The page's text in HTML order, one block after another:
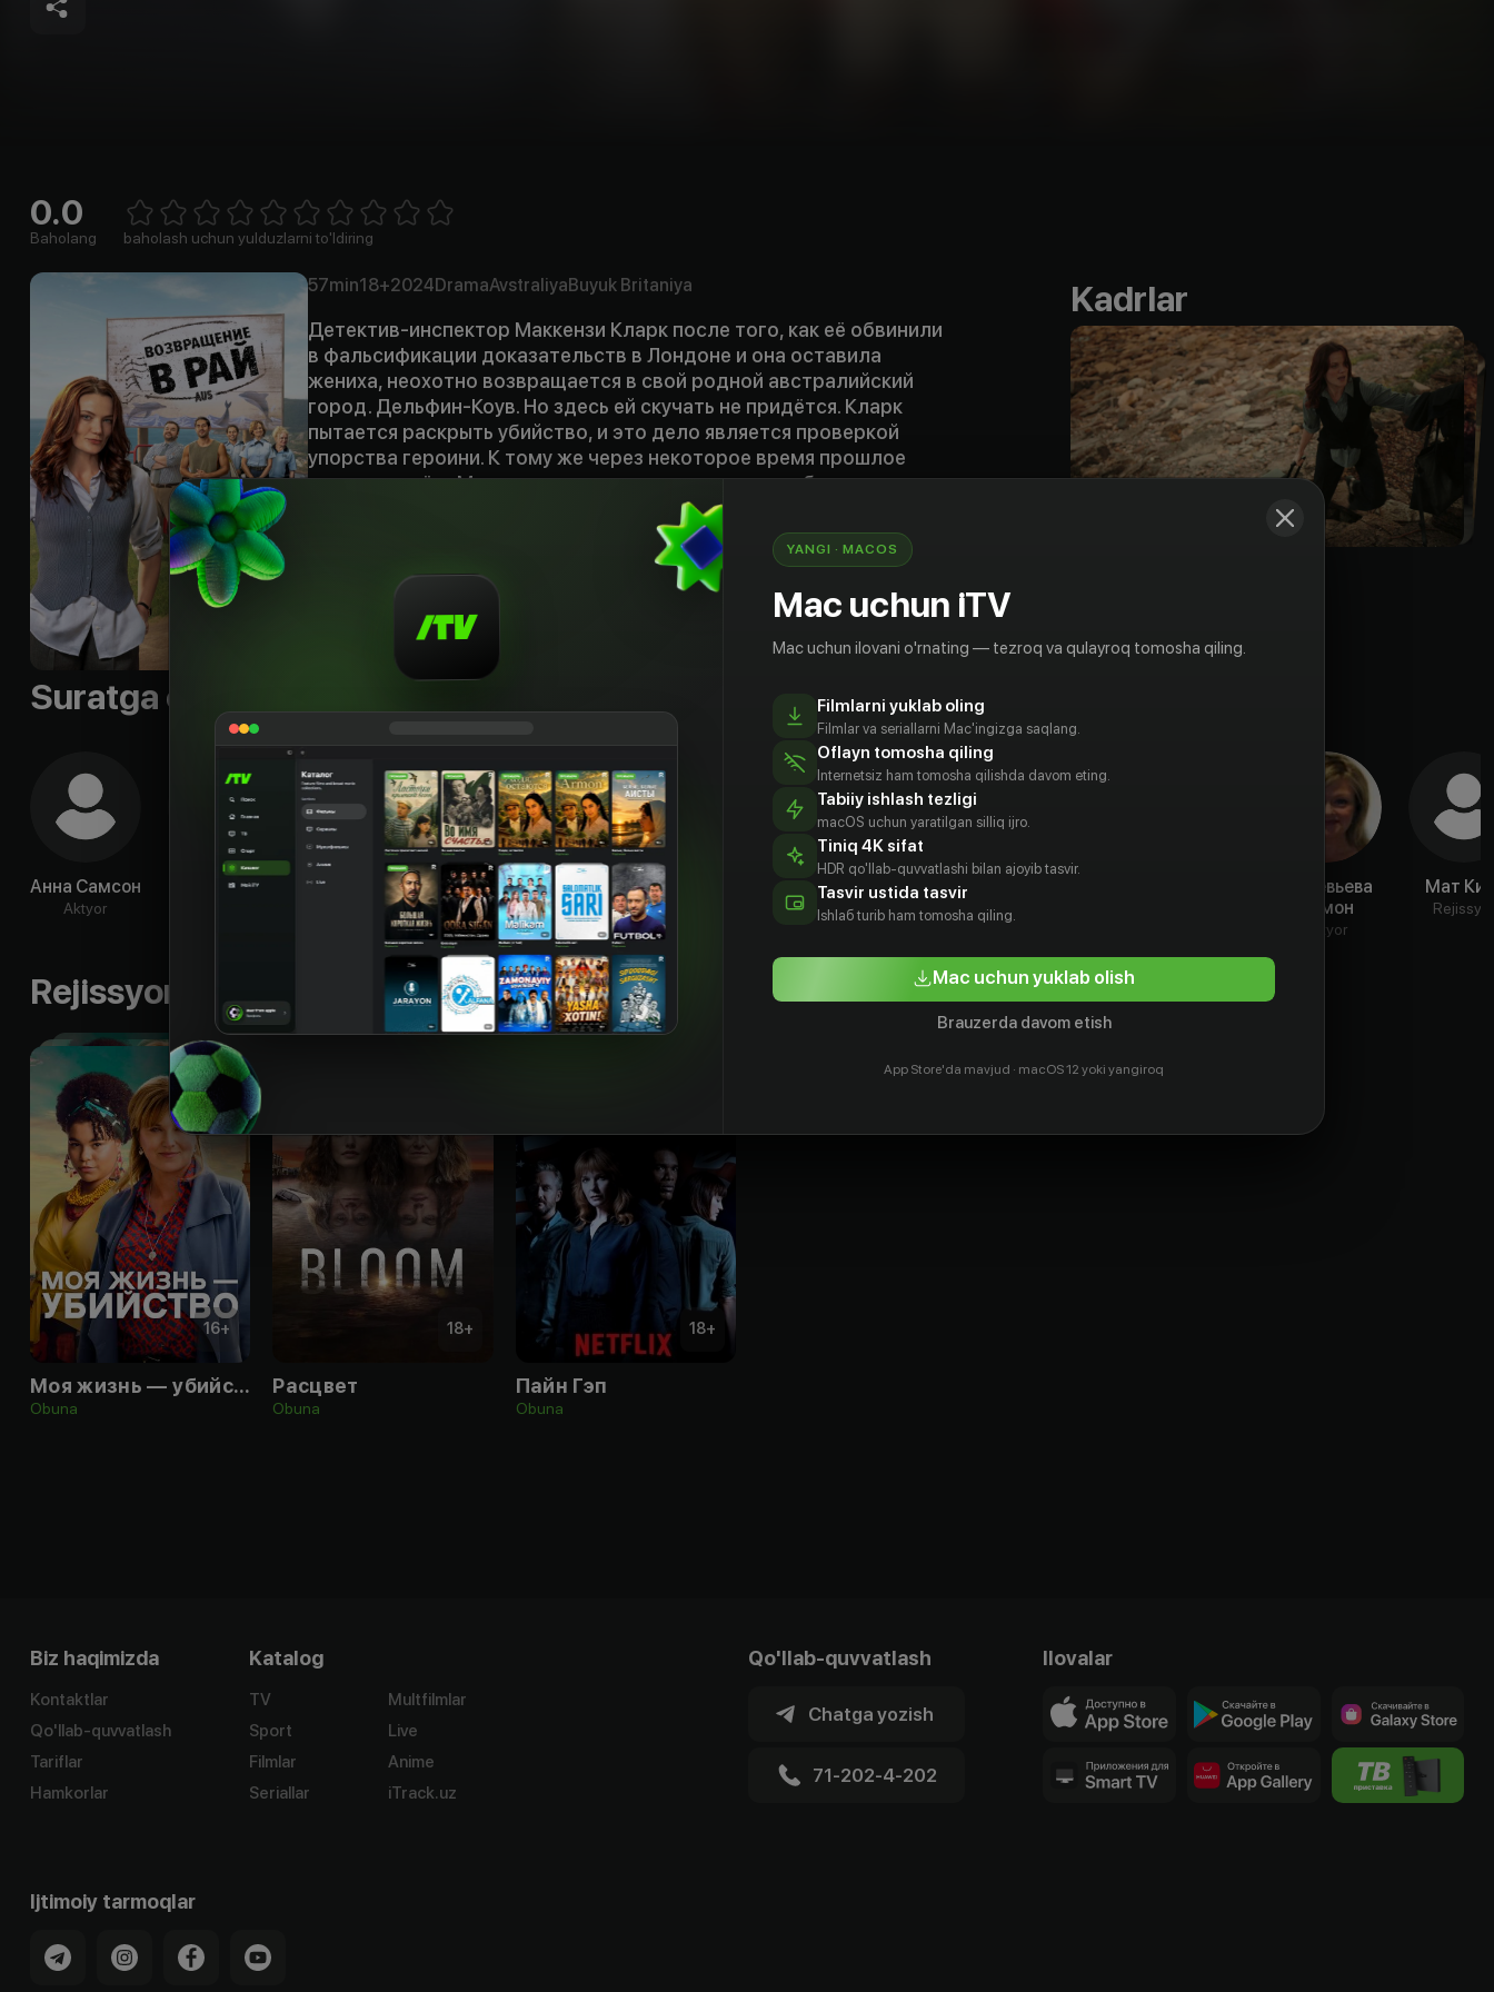
0.0
Baholang 1 Star2 Stars3 Stars4 Stars5 Stars6 Stars7 Stars8 Stars
baholash uchun yulduzlarni to'ldiring
57min18+2024DramaAvstraliyaBuyuk Britaniya
Детектив-инспектор Маккензи Кларк после того, как её обвинили
в фальсификации доказательств в Лондоне и она оставила
жениха, неохотно возвращается в свой родной австралийский
город. Дельфин-Коув. Но здесь ей скучать не придётся. Кларк
пытается раскрыть убийство, и это дело является проверкой
упорства героини. К тому же через некоторое время прошлое
настигает её, и Маккензи должна исправить те ошибки, которые
rus, rus, eng
Kadrlar
Suratga olish guruhi
Анна Самсон
Aktyor
Ллойд
Таи Хара
Катрин
Макклементс
Aktyor
Селия
Айрлэнд
Aktyor
МакГрат
Андреа
Деметриадес
Женевьева
Лемон
Aktyor
Мат
Rejissyor
Rejissyorning boshqa ishlari
16+
Моя жизнь — убийство
Obuna
18+
Расцвет
Obuna
18+
Пайн Гэп
Obuna
Biz haqimizda
Kontaktlar
Qo'llab-quvvatlash
Tariflar
Hamkorlar
Katalog
TV
Sport
Filmlar
Seriallar
Multfilmlar
Live
Anime
iTrack.uz
Qo'llab-quvvatlash
Chatga yozish
71-202-4-202
Ilovalar
Ijtimoiy tarmoqlar
YANGI · MACOS
Mac uchun iTV
Mac uchun ilovani o'rnating — tezroq va qulayroq tomosha qiling.
Filmlarni yuklab oling
Filmlar va seriallarni Mac'ingizga saqlang.
Oflayn tomosha qiling
Internetsiz ham tomosha qilishda davom eting.
Tabiiy ishlash tezligi
macOS uchun yaratilgan silliq ijro.
Tiniq 4K sifat
HDR qo'llab-quvvatlashi bilan ajoyib tasvir.
Tasvir ustida tasvir
Ishlаб turib ham tomosha qiling.
Mac uchun yuklab olish
Brauzerda davom etish
App Store'da mavjud · macOS 12 yoki yangiroq